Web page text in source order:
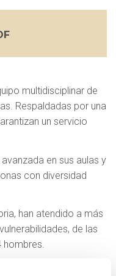
multidisciplinar de
Respaldadas por una
un servicio
en sus aulas y
con diversidad
han atendido a más
de las
hombres.
Vasco de